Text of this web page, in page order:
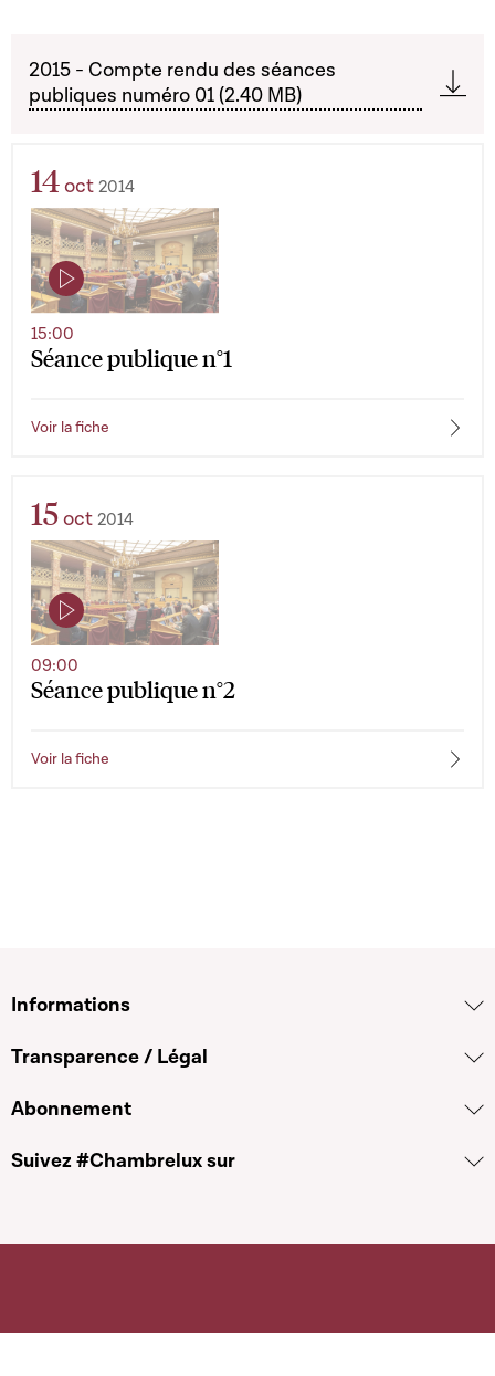
2015 - Compte rendu des séances
publiques numéro 01 (2.40 MB)
14oct 2014
Séance publique n°1
15:00
Voir la fiche
15oct 2014
Séance publique n°2
09:00
Voir la fiche
Informations
Transparence / Légal
Abonnement
Suivez #Chambrelux sur